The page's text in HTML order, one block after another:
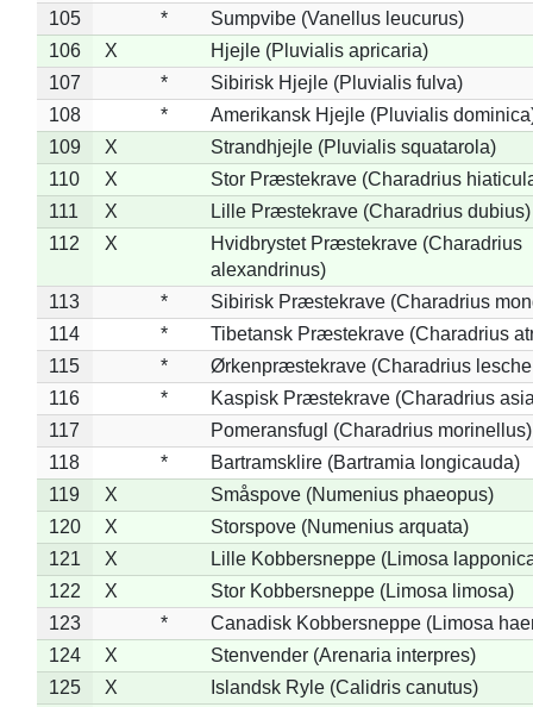
105 *
Sumpvibe (Vanellus leucurus)
106
X
Hjejle (Pluvialis apricaria)
107
*
Sibirisk Hjejle (Pluvialis fulva)
108
*
Amerikansk Hjejle (Pluvialis
109
X
Strandhjejle (Pluvialis squatarola)
110
X
Stor Præstekrave (Charadrius
111
X
Lille Præstekrave (Charadrius dubius)
112
X
Hvidbrystet Præstekrave (Charadrius
alexandrinus)
113
*
Sibirisk Præstekrave (Charadrius
114
*
Tibetansk Præstekrave (Charadrius
115
*
Ørkenpræstekrave (Charadrius
116
*
Kaspisk Præstekrave (Charadrius
117
Pomeransfugl (Charadrius morinellus)
118
*
Bartramsklire (Bartramia longicauda)
119
X
Småspove (Numenius phaeopus)
120
X
Storspove (Numenius arquata)
121
X
Lille Kobbersneppe (Limosa
122
X
Stor Kobbersneppe (Limosa limosa)
123
*
Canadisk Kobbersneppe (Limosa
124
X
Stenvender (Arenaria interpres)
125
X
Islandsk Ryle (Calidris canutus)